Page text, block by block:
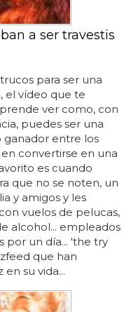
a ser travestis
para ser una
el vídeo que te
ver como, con
puedes ser una
ganador entre los
convertirse en una
es cuando
que no se noten, un
y amigos y les
vuelos de pelucas,
alcohol... empleados
por un día... 'the try
que han
su vida...